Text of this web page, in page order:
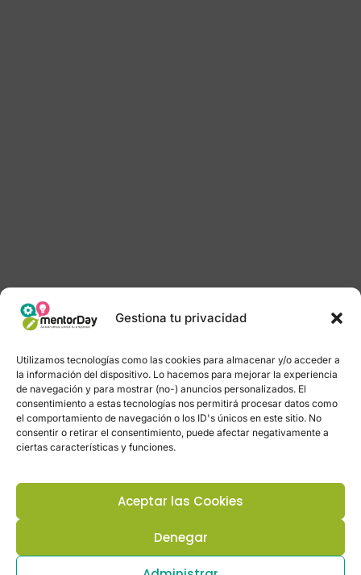
Gestiona tu privacidad
Utilizamos tecnologías como las cookies para almacenar y/o acceder a
la información del dispositivo. Lo hacemos para mejorar la experiencia
de navegación y para mostrar (no-) anuncios personalizados. El
consentimiento a estas tecnologías nos permitirá procesar datos como
el comportamiento de navegación o los ID's únicos en este sitio. No
consentir o retirar el consentimiento, puede afectar negativamente a
ciertas características y funciones.
Aceptar las Cookies
Denegar